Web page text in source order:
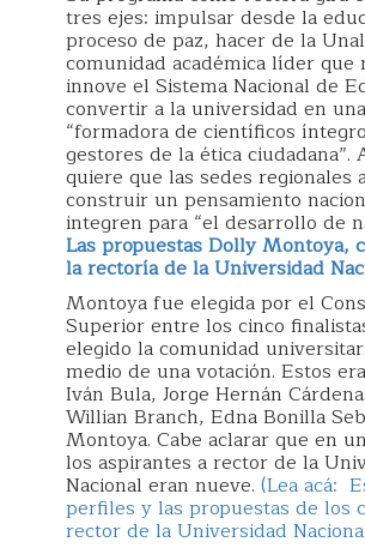
tres ejes: impulsar desde la
proceso de paz, hacer de la
comunidad académica líder que
innove el Sistema Nacional de
convertir a la universidad en
“formadora de científicos
gestores de la ética ciudadana”.
quiere que las sedes regionales
construir un pensamiento
integren para “el desarrollo de
Las propuestas Dolly Montoya,
la rectoría de la Universidad
Montoya fue elegida por el
Superior entre los cinco
elegido la comunidad
medio de una votación. Estos
Iván Bula, Jorge Hernán
Willian Branch, Edna Bonilla
Montoya. Cabe aclarar que en
los aspirantes a rector de la
Nacional eran nueve. (Lea acá:
perfiles y las propuestas de los
rector de la Universidad